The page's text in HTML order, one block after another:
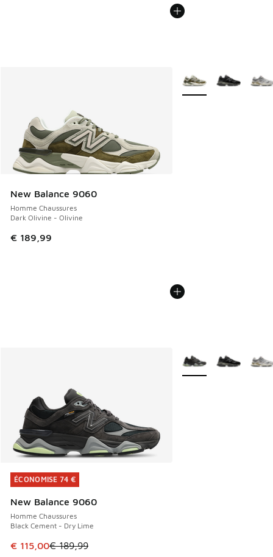
New Balance 9060
Homme Chaussures
Dark Olivine - Olivine
€ 189,99
Plus de couleurs
ÉCONOMISE 74 €
New Balance 9060
Homme Chaussures
Black Cement - Dry Lime
Cet article est en promotion. Prix en baisse de € 189,99 à
€ 115,00€ 189,99
ÉCONOMISE 74 €
Plus de couleurs